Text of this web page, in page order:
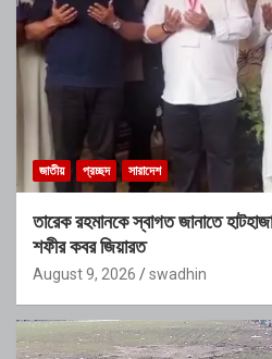
জাতীয় প্রচ্ছদ সারাদেশ
তারেক রহমানকে স্বাগত জানাতে
শফীর কবর জিয়ারত
August 9, 2026 swadhin